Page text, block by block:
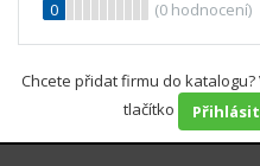
0
(0 hodnocení)
Chcete přidat firmu do katalogu?
tlačítko